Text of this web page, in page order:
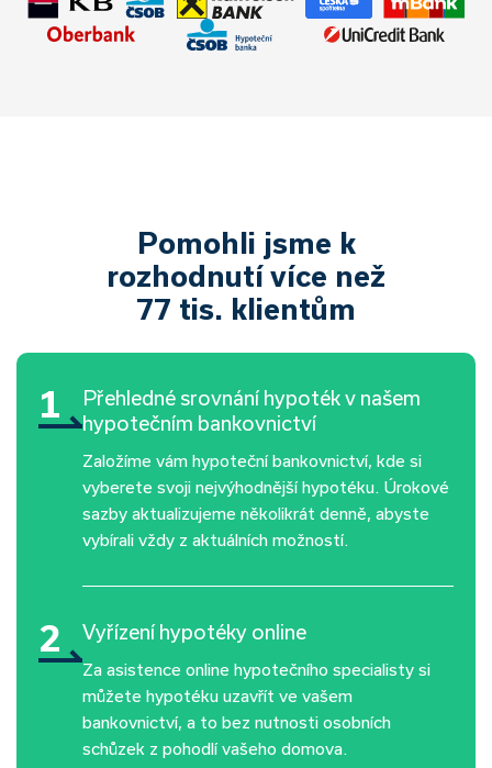
✅Hodnota nemovitosti:3 800 000 Kč
✅Doba splácení:
30 let
Pomohli jsme k
rozhodnutí více než
77 tis. klientům
1
Přehledné srovnání hypoték v našem
hypotečním bankovnictví
Založíme vám hypoteční bankovnictví, kde si
vyberete svoji nejvýhodnější hypotéku. Úrokové
sazby aktualizujeme několikrát denně, abyste
vybírali vždy z aktuálních možností.
2 Vyřízení hypotéky online
Za asistence online hypotečního specialisty si
můžete hypotéku uzavřít ve vašem
bankovnictví, a to bez nutnosti osobních
schůzek z pohodlí vašeho domova.